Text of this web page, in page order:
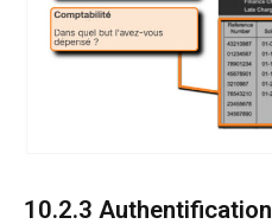
10.2.3 Authentification